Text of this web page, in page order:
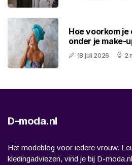
Hoe voorkom je
onder je make-
18 juli 2026 2
D-moda.nl
Het modeblog voor iedere vrouw.
kledingadviezen, vind je bij D-